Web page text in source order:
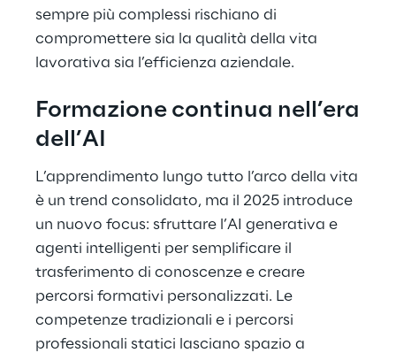
sempre più complessi rischiano di
compromettere sia la qualità della vita
lavorativa sia l’efficienza aziendale.
Formazione continua nell’era
dell’AI
L’apprendimento lungo tutto l’arco della vita
è un trend consolidato, ma il 2025 introduce
un nuovo focus: sfruttare l’AI generativa e
agenti intelligenti per semplificare il
trasferimento di conoscenze e creare
percorsi formativi personalizzati. Le
competenze tradizionali e i percorsi
professionali statici lasciano spazio a